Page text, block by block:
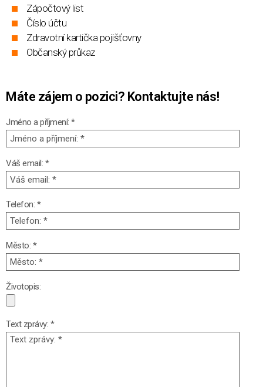
Zápočtový list
Číslo účtu
Zdravotní kartička pojišťovny
Občanský průkaz
Máte zájem o pozici? Kontaktujte nás!
Jméno a příjmení: *
Váš email: *
Telefon: *
Město: *
Životopis:
Text zprávy: *